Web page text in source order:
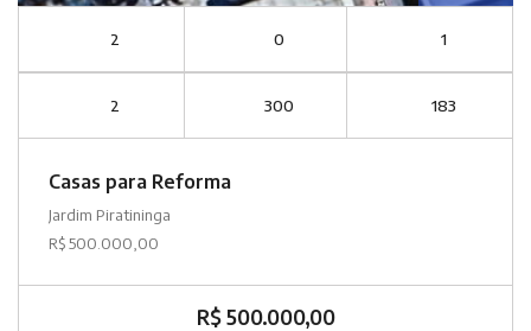
2 0 1
2 300 183
Casas para Reforma
Jardim Piratininga
R$ 500.000,00
R$ 500.000,00